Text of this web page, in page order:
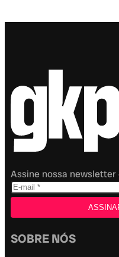
Assine nossa newsletter
SOBRE NÓS